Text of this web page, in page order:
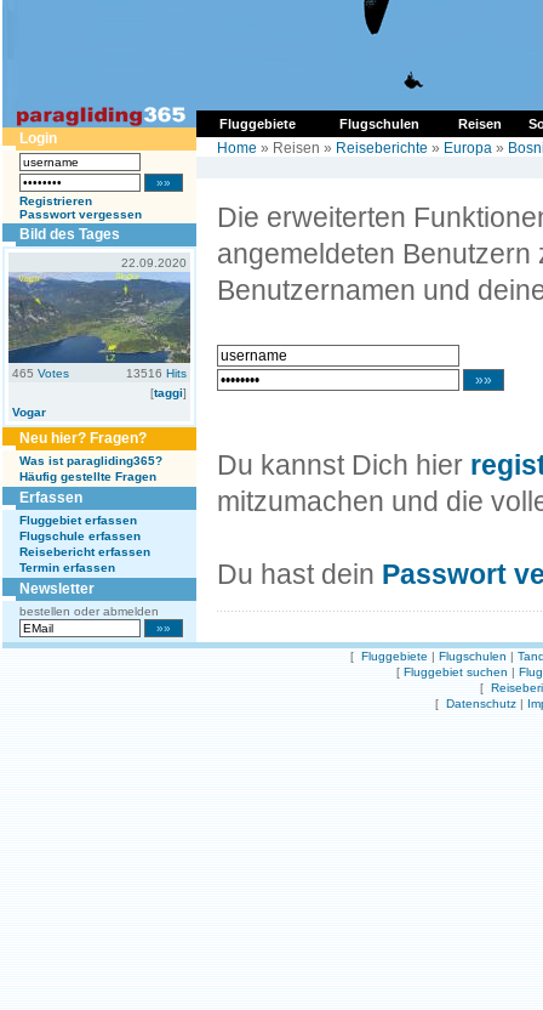
Fluggebiete Flugschulen Reisen
Login
Registrieren
Passwort vergessen
Bild des Tages
22.09.2020
465 Votes 13516 Hits
[taggi]
Vogar
Neu hier? Fragen?
Was ist paragliding365?
Häufig gestellte Fragen
Erfassen
Fluggebiet erfassen
Flugschule erfassen
Reisebericht erfassen
Termin erfassen
Newsletter
bestellen oder abmelden
Home » Reisen » Reiseberichte » Europa »
Die erweiterten
angemeldeten Benutzern
Benutzernamen und
Du kannst Dich hier
mitzumachen und die
Du hast dein Passwort
[ Fluggebiete | Flugschulen |
[ Fluggebiet suchen |
[
[ Datenschutz |